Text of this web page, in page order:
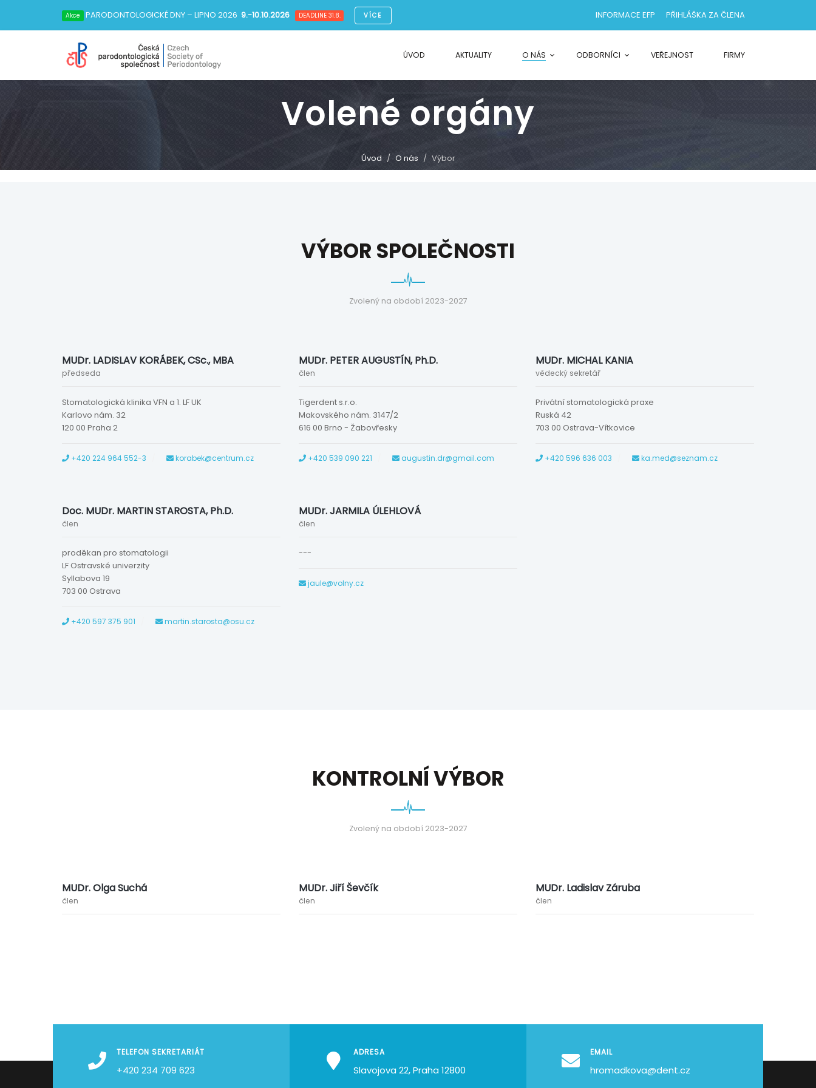
Akce PARODONTOLOGICKÉ DNY – LIPNO 2026 9.-10.10.2026 DEADLINE 31.8. VÍCE INFORMACE EFP PŘIHLÁŠKA ZA ČLENA
ÚVOD AKTUALITY O NÁS ODBORNÍCI VEŘEJNOST FIRMY
Volené orgány
Úvod O nás Výbor
VÝBOR SPOLEČNOSTI
Zvolený na období 2023-2027
MUDr. LADISLAV KORÁBEK, CSc., MBA
předseda
Stomatologická klinika VFN a 1. LF UK
Karlovo nám. 32
120 00 Praha 2
+420 224 964 552-3 korabek@centrum.cz
MUDr. PETER AUGUSTÍN, Ph.D.
člen
Tigerdent s.r.o.
Makovského nám. 3147/2
616 00 Brno - Žabovřesky
+420 539 090 221 augustin.dr@gmail.com
MUDr. MICHAL KANIA
vědecký sekretář
Privátní stomatologická praxe
Ruská 42
703 00 Ostrava-Vítkovice
+420 596 636 003 ka.med@seznam.cz
Doc. MUDr. MARTIN STAROSTA, Ph.D.
člen
proděkan pro stomatologii
LF Ostravské univerzity
Syllabova 19
703 00 Ostrava
+420 597 375 901 martin.starosta@osu.cz
MUDr. JARMILA ÚLEHLOVÁ
člen
---
jaule@volny.cz
KONTROLNÍ VÝBOR
Zvolený na období 2023-2027
MUDr. Olga Suchá
člen
MUDr. Jiří Ševčík
člen
MUDr. Ladislav Záruba
člen
TELEFON SEKRETARIÁT
+420 234 709 623
ADRESA
Slavojova 22, Praha 12800
EMAIL
hromadkova@dent.cz